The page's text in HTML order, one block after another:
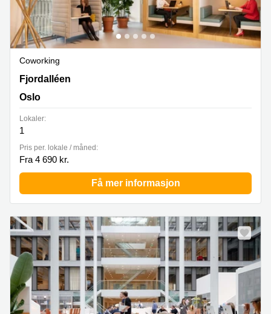
Coworking
Fjordalléen 16, Oslo
Fjordalléen
Oslo
Lokaler:
1
Pris per. lokale / måned:
Fra 4 690 kr.
Få mer informasjon